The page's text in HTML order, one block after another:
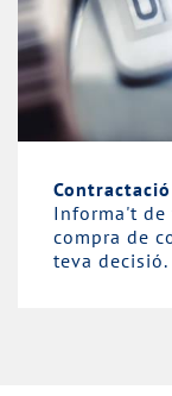
Informa't
compra de
teva decisió.